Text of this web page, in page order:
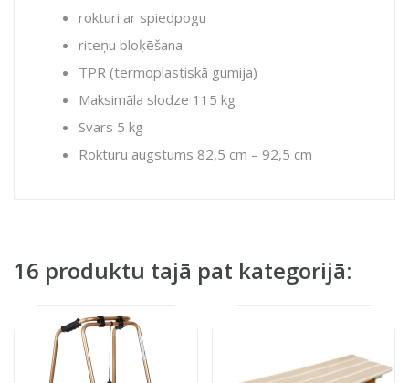
rokturi ar spiedpogu
riteņu bloķēšana
TPR (termoplastiskā gumija)
Maksimāla slodze 115 kg
Svars 5 kg
Rokturu augstums 82,5 cm – 92,5 cm
16 produktu tajā pat kategorijā: